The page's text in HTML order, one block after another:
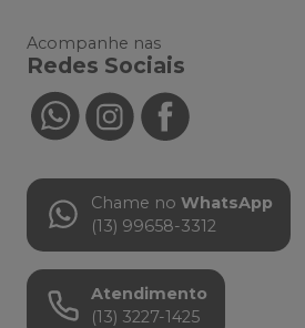
Acompanhe nas
Redes Sociais
Chame no WhatsApp
(13) 99658-3312
Atendimento
(13) 3227-1425